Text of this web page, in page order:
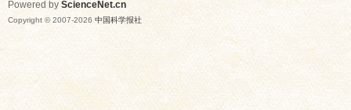
Powered by ScienceNet.cn
Copyright © 2007-2026 中国科学报社